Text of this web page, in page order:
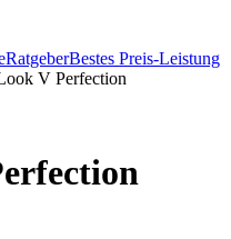
RatgeberBestes Preis-Leistung
V Perfection